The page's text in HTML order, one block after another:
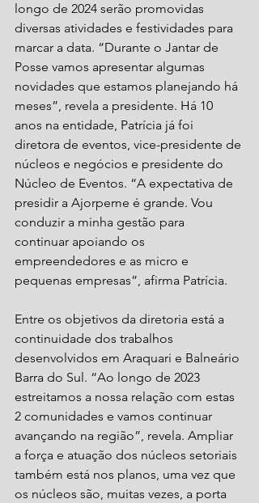
longo de 2024 serão promovidas
diversas atividades e festividades para
marcar a data. “Durante o Jantar de
Posse vamos apresentar algumas
novidades que estamos planejando há
meses”, revela a presidente. Há 10
anos na entidade, Patrícia já foi
diretora de eventos, vice-presidente de
núcleos e negócios e presidente do
Núcleo de Eventos. “A expectativa de
presidir a Ajorpeme é grande. Vou
conduzir a minha gestão para
continuar apoiando os
empreendedores e as micro e
pequenas empresas”, afirma Patrícia.
Entre os objetivos da diretoria está a
continuidade dos trabalhos
desenvolvidos em Araquari e Balneário
Barra do Sul. “Ao longo de 2023
estreitamos a nossa relação com estas
2 comunidades e vamos continuar
avançando na região”, revela. Ampliar
a força e atuação dos núcleos setoriais
também está nos planos, uma vez que
os núcleos são, muitas vezes, a porta